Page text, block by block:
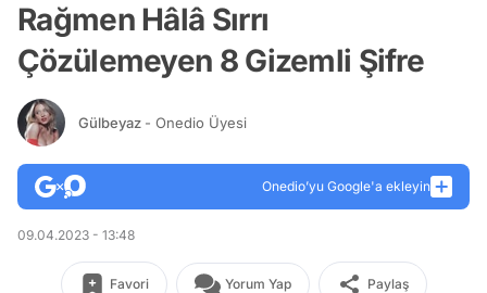
Rağmen Hâlâ Sırrı
Çözülemeyen 8 Gizemli Şifre
Gülbeyaz - Onedio Üyesi
Onedio’yu Google'a ekleyin
09.04.2023 - 13:48
Favori Yorum Yap Paylaş